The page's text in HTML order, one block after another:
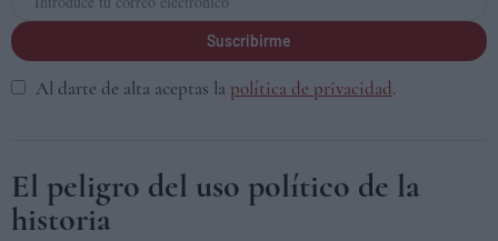
Suscribirme
Al darte de alta aceptas la política de privacidad.
El peligro del uso político de la
historia